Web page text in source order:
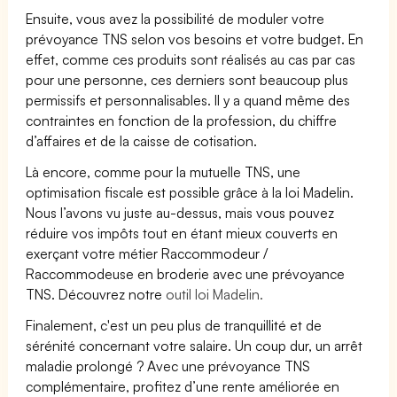
Ensuite, vous avez la possibilité de moduler votre
prévoyance TNS selon vos besoins et votre budget. En
effet, comme ces produits sont réalisés au cas par cas
pour une personne, ces derniers sont beaucoup plus
permissifs et personnalisables. Il y a quand même des
contraintes en fonction de la profession, du chiffre
d’affaires et de la caisse de cotisation.
Là encore, comme pour la mutuelle TNS, une
optimisation fiscale est possible grâce à la loi Madelin.
Nous l’avons vu juste au-dessus, mais vous pouvez
réduire vos impôts tout en étant mieux couverts en
exerçant votre métier Raccommodeur /
Raccommodeuse en broderie avec une prévoyance
TNS. Découvrez notre outil loi Madelin.
Finalement, c'est un peu plus de tranquillité et de
sérénité concernant votre salaire. Un coup dur, un arrêt
maladie prolongé ? Avec une prévoyance TNS
complémentaire, profitez d’une rente améliorée en